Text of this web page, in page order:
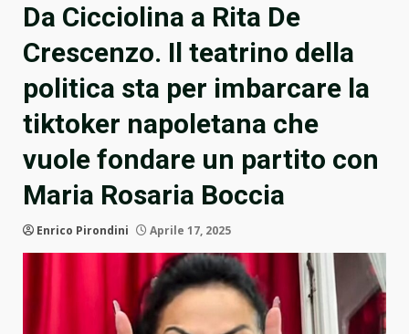
Da Cicciolina a Rita De
Crescenzo. Il teatrino della
politica sta per imbarcare la
tiktoker napoletana che
vuole fondare un partito con
Maria Rosaria Boccia
Enrico Pirondini Aprile 17, 2025